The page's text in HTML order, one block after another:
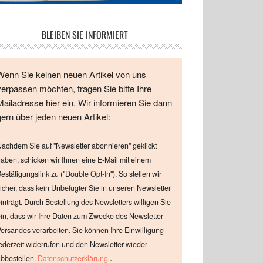
BLEIBEN SIE INFORMIERT
Sie keinen neuen Artikel von uns
möchten, tragen Sie bitte Ihre
hier ein. Wir informieren Sie dann
über jeden neuen Artikel:
Sie auf "Newsletter abonnieren" geklickt
schicken wir Ihnen eine E-Mail mit einem
zu ("Double Opt-In"). So stellen wir
dass kein Unbefugter Sie in unseren Newsletter
Durch Bestellung des Newsletters willigen Sie
dass wir Ihre Daten zum Zwecke des Newsletter-
verarbeiten. Sie können Ihre Einwilligung
widerrufen und den Newsletter wieder
Datenschutzerklärung .